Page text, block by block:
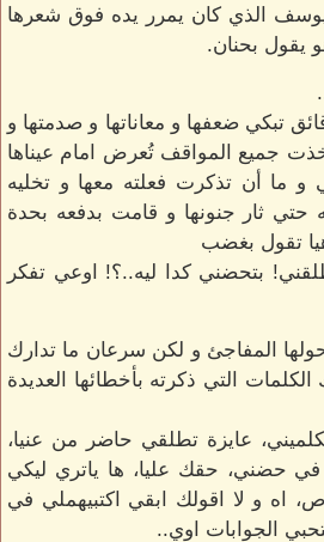
الذي كان يمرر يده فوق شعرها
يقول بحنان.
تبكي ضعفها و معاناتها و صدمتها و
جميع المواقف تُعرض امام عيناها
و ما أن تذكرت فعلته معها و تخليه
حتي ثار جنونها و قامت بدفعه بحدة
تقول بغضب
بتحضني كدا ليه..؟! اوعي تفكر
المفاجئ و لكن سرعان ما تدارك
التي ذكرته بأخطائها العديدة
عايزة تطلقي حاضر من عنيا،
حضني، حقك عليا، ها ياتري ليكي
اه و لا اقولك ابقي اكتبيهملي في
الجوابات اوي..